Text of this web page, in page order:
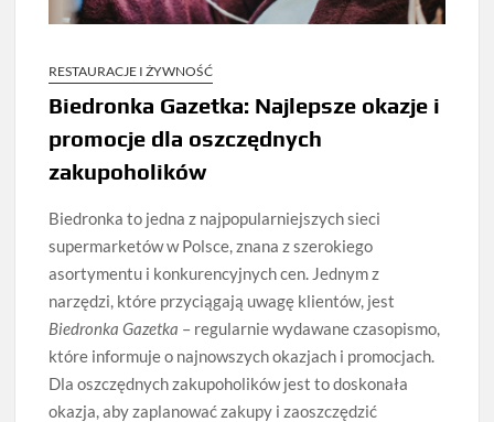
RESTAURACJE I ŻYWNOŚĆ
Biedronka Gazetka: Najlepsze okazje i
promocje dla oszczędnych
zakupoholików
Biedronka to jedna z najpopularniejszych sieci
supermarketów w Polsce, znana z szerokiego
asortymentu i konkurencyjnych cen. Jednym z
narzędzi, które przyciągają uwagę klientów, jest
Biedronka Gazetka – regularnie wydawane czasopismo,
które informuje o najnowszych okazjach i promocjach.
Dla oszczędnych zakupoholików jest to doskonała
okazja, aby zaplanować zakupy i zaoszczędzić